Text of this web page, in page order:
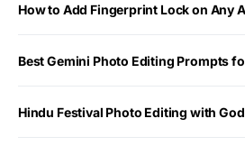
How to Add Fingerprint Lock on Any
Best Gemini Photo Editing Prompts
Hindu Festival Photo Editing with